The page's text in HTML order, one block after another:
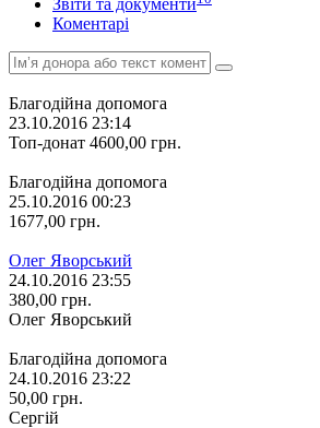
Коментарі
Благодійна допомога
23.10.2016 23:14
Топ-донат 4600,00 грн.
Благодійна допомога
25.10.2016 00:23
1677,00 грн.
Олег Яворський
24.10.2016 23:55
380,00 грн.
Олег Яворський
Благодійна допомога
24.10.2016 23:22
50,00 грн.
Сергій